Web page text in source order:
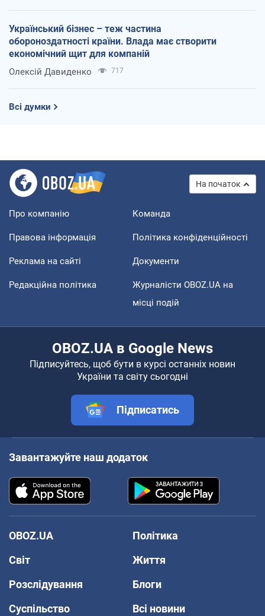
Український бізнес – теж частина
обороноздатності країни. Влада має створити
економічний щит для компаній
Олексій Давиденко 717
Всі думки
На початок
Про компанію Команда
Правова інформація Політика конфіденційності
Реклама на сайті Документи
Редакційна політика
Журналісти OBOZ.UA на
місці подій
OBOZ.UA в Google News
Підписуйтесь, щоб бути в курсі останніх новин
України та світу сьогодні
Підписатись
Завантажуйте наш додаток
OBOZ.UA
Політика
Світ
Життя
Розслідування
Блоги
Суспільство
Всі новини